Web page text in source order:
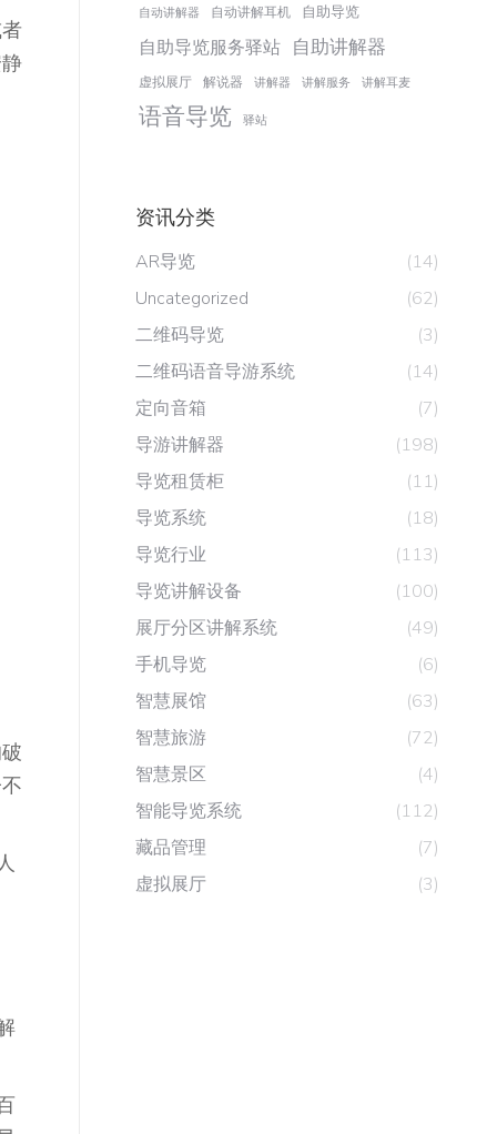
自动讲解器 自动讲解耳机 自助导览
自助导览服务驿站 自助讲解器
虚拟展厅 解说器 讲解器 讲解服务 讲解耳麦
语音导览 驿站
资讯分类
AR导览
(14)
Uncategorized
(62)
二维码导览
(3)
二维码语音导游系统
(14)
定向音箱
(7)
导游讲解器
(198)
导览租赁柜
(11)
导览系统
(18)
导览行业
(113)
导览讲解设备
(100)
展厅分区讲解系统
(49)
手机导览
(6)
智慧展馆
(63)
智慧旅游
(72)
智慧景区
(4)
智能导览系统
(112)
藏品管理
(7)
虚拟展厅
(3)